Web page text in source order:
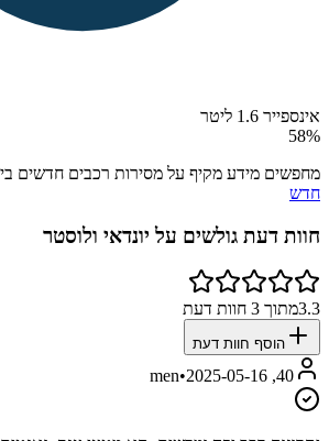
אינספייר 1.6 ליטר
58%
מחפשים מידע מקיף על מסירות רכבים חדשים
חדש
חוות דעת גולשים על יונדאי ולוסטר
3.3מתוך 3 חוות דעת
הוסף חוות דעת
40, men
•2025-05-16